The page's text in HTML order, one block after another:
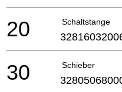
Schaltstange
20
Schieber
30